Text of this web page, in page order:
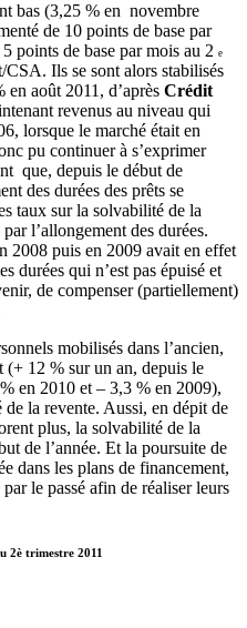
bas (3,25 % en novembre
de 10 points de base par
5 points de base par mois au 2 e
Ils se sont alors stabilisés
en août 2011, d’après Crédit
revenus au niveau qui
lorsque le marché était en
pu continuer à s’exprimer
que, depuis le début de
des durées des prêts se
taux sur la solvabilité de la
l’allongement des durées.
2008 puis en 2009 avait en effet
durées qui n’est pas épuisé et
de compenser (partiellement)
mobilisés dans l’ancien,
(+ 12 % sur un an, depuis le
en 2010 et – 3,3 % en 2009),
de la revente. Aussi, en dépit de
plus, la solvabilité de la
de l’année. Et la poursuite de
dans les plans de financement,
le passé afin de réaliser leurs
2è trimestre 2011